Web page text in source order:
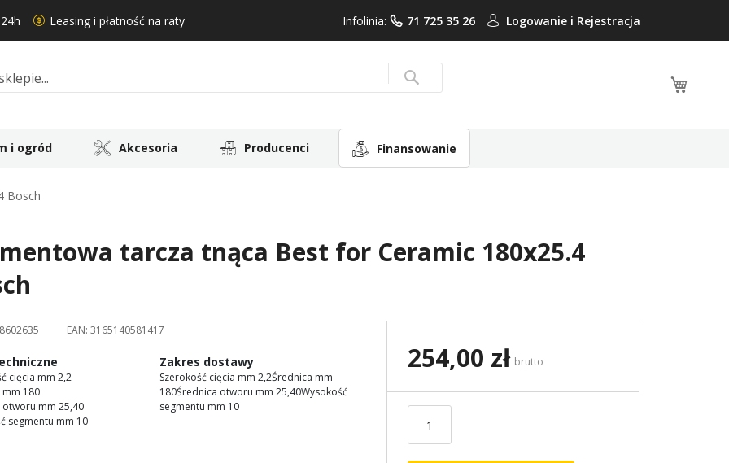
Leasing i płatność na raty Infolinia: 71 725 35 26 Logowanie i Rejestracja
Search
i ogród Akcesoria Producenci Finansowanie
Bosch
tarcza tnąca Best for Ceramic 180x25.4
EAN:3165140581417
cięcia mm 2,2
180
otworu mm 25,40
segmentu mm 10
Zakres dostawy
Szerokość cięcia mm 2,2Średnica mm
180Średnica otworu mm 25,40Wysokość
segmentu mm 10
254,00 zł brutto